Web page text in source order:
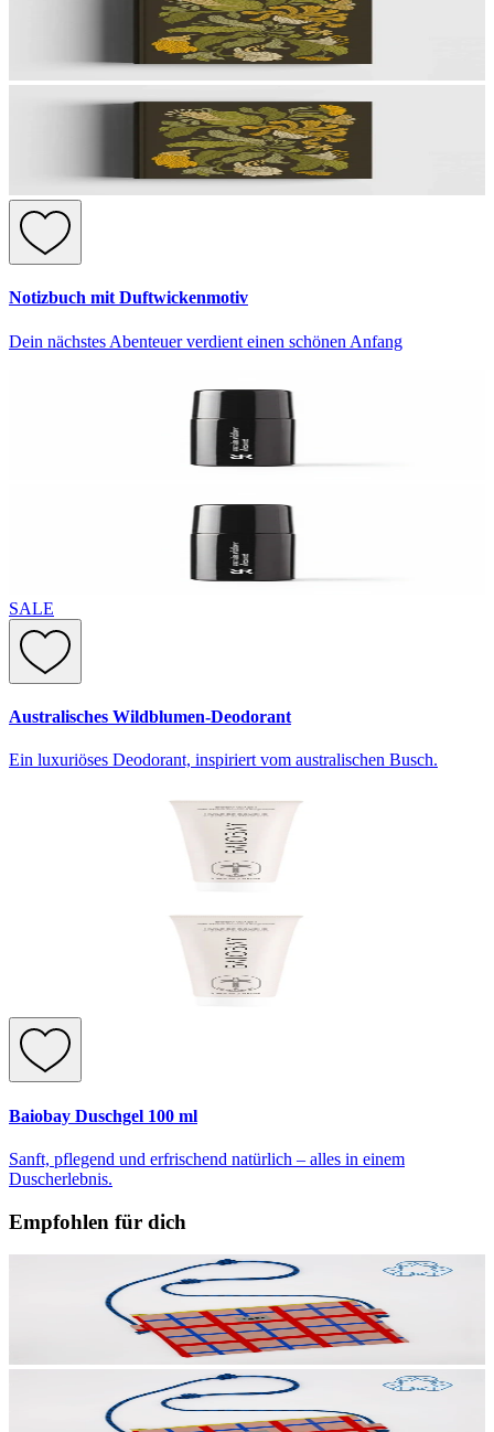
Notizbuch mit Duftwickenmotiv
Dein nächstes Abenteuer verdient einen schönen Anfang
SALE
Australisches Wildblumen-Deodorant
Ein luxuriöses Deodorant, inspiriert vom australischen Busch.
Baiobay Duschgel 100 ml
Sanft, pflegend und erfrischend natürlich – alles in einem
Duscherlebnis.
Empfohlen für dich